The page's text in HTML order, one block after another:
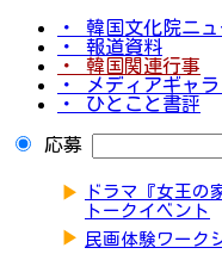
・ 韓国文化院ニュ
・ 報道資料
・ 韓国関連行事
・ メディアギャ
・ ひとこと書評
応募
▶
ドラマ『女王の
トークイベント
▶ 民画体験ワーク